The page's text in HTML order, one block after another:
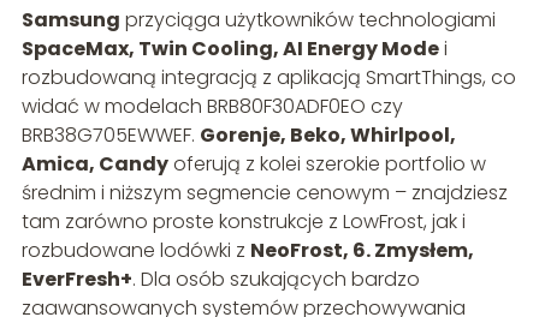
Samsung przyciąga użytkowników technologiami
SpaceMax, Twin Cooling, AI Energy Modei
rozbudowaną integracją z aplikacją SmartThings, co
widać w modelach BRB80F30ADF0EO czy
BRB38G705EWWEF. Gorenje, Beko, Whirlpool,
Amica, Candyoferują z kolei szerokie portfolio w
średnim i niższym segmencie cenowym – znajdziesz
tam zarówno proste konstrukcje z LowFrost, jak i
rozbudowane lodówki z NeoFrost, 6. Zmysłem,
EverFresh+. Dla osób szukających bardzo
zaawansowanych systemów przechowywania